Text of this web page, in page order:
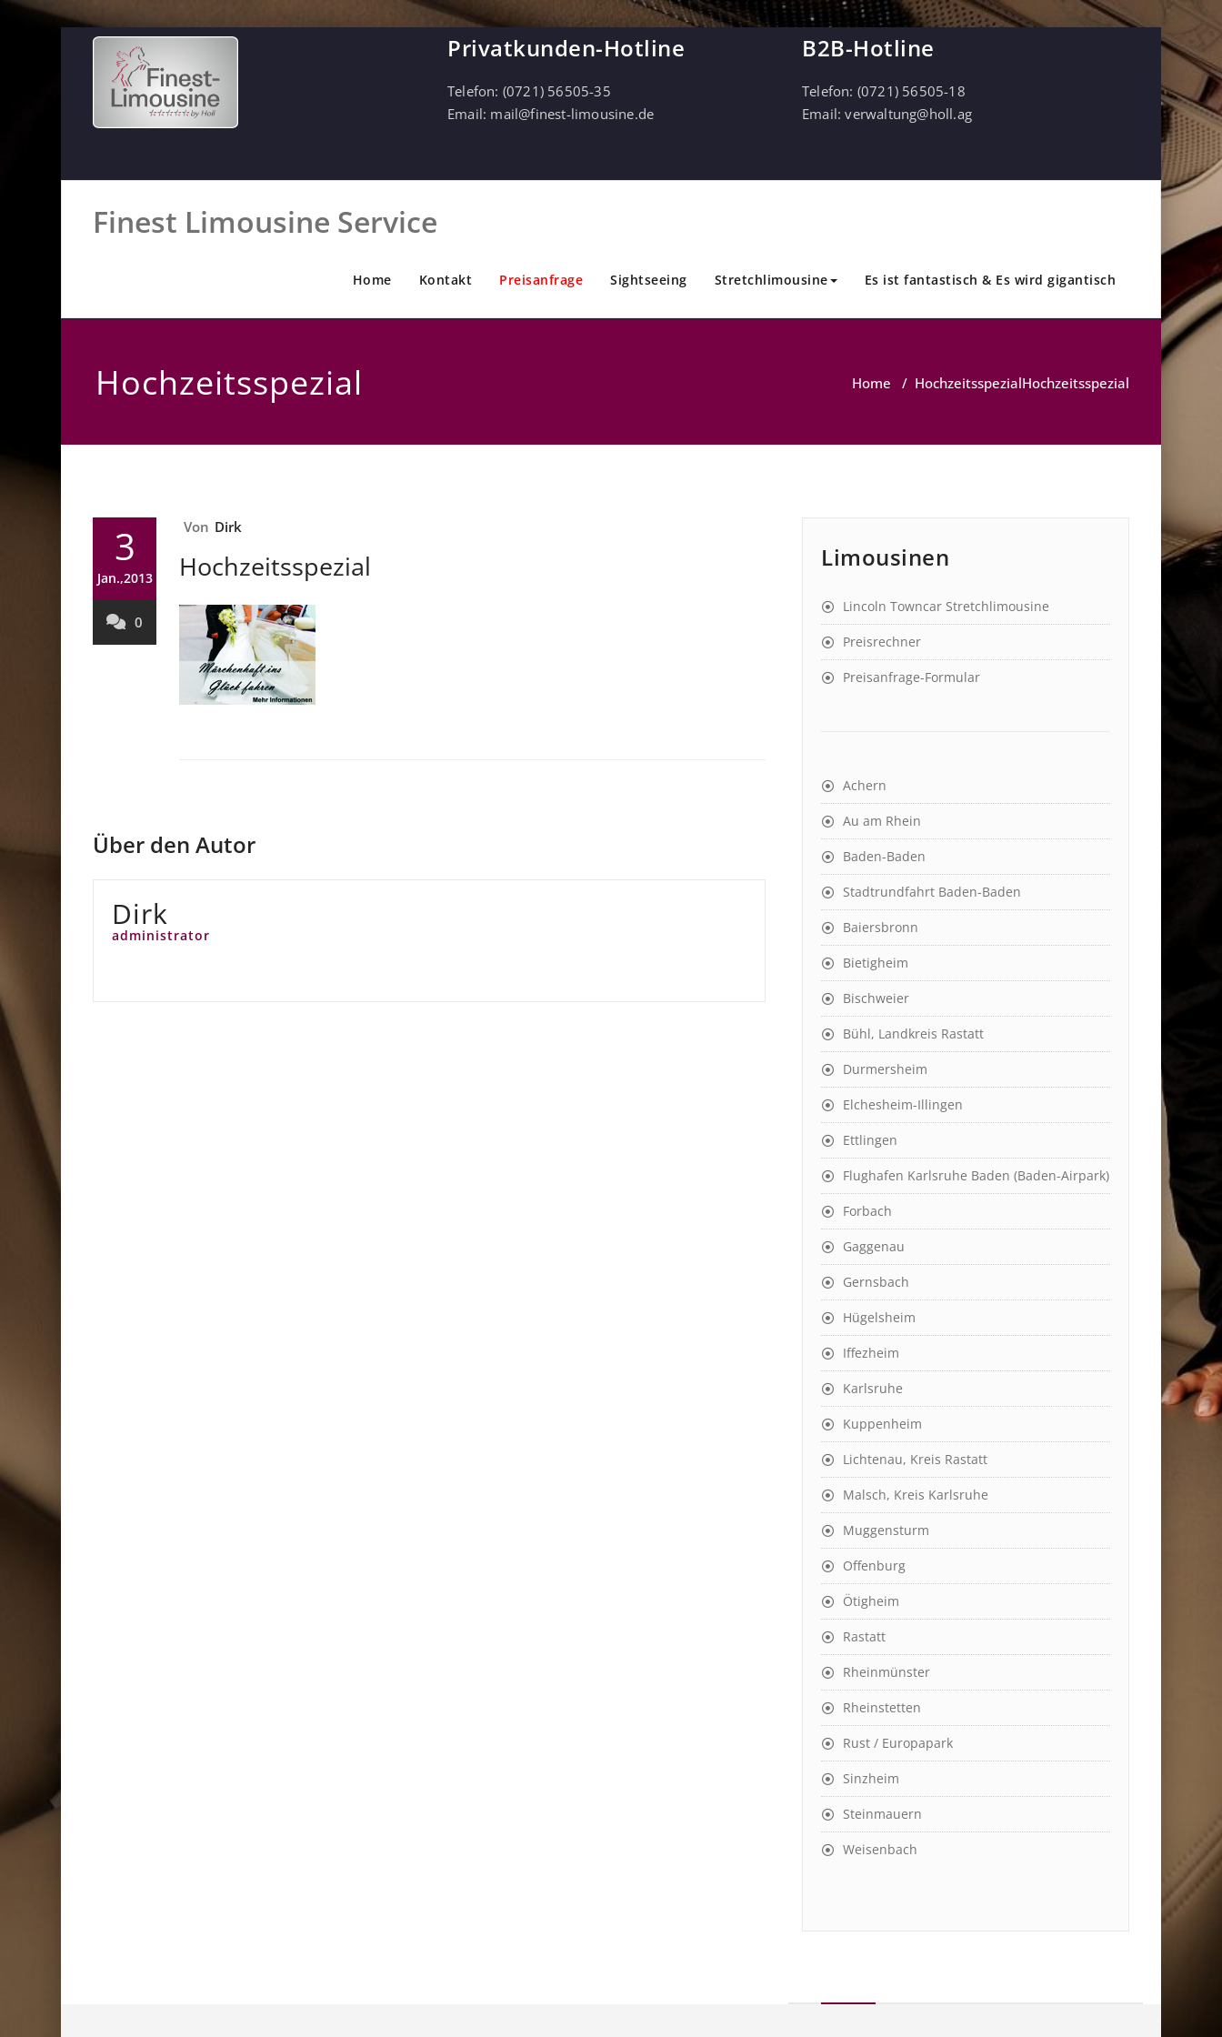
Privatkunden-Hotline
Telefon: (0721) 56505-35
Email: mail@finest-limousine.de
B2B-Hotline
Telefon: (0721) 56505-18
Email:verwaltung@holl.ag
Finest Limousine Service
Home Kontakt Preisanfrage Sightseeing Stretchlimousine Es ist fantastisch & Es wird gigantisch
Hochzeitsspezial Home / HochzeitsspezialHochzeitsspezial
3
Jan.,2013
0
Von Dirk
Hochzeitsspezial
Über den Autor
Dirk
administrator
Limousinen
Lincoln Towncar Stretchlimousine
Preisrechner
Preisanfrage-Formular
Achern
Au am Rhein
Baden-Baden
Stadtrundfahrt Baden-Baden
Baiersbronn
Bietigheim
Bischweier
Bühl, Landkreis Rastatt
Durmersheim
Elchesheim-Illingen
Ettlingen
Flughafen Karlsruhe Baden (Baden-Airpark)
Forbach
Gaggenau
Gernsbach
Hügelsheim
Iffezheim
Karlsruhe
Kuppenheim
Lichtenau, Kreis Rastatt
Malsch, Kreis Karlsruhe
Muggensturm
Offenburg
Ötigheim
Rastatt
Rheinmünster
Rheinstetten
Rust / Europapark
Sinzheim
Steinmauern
Weisenbach